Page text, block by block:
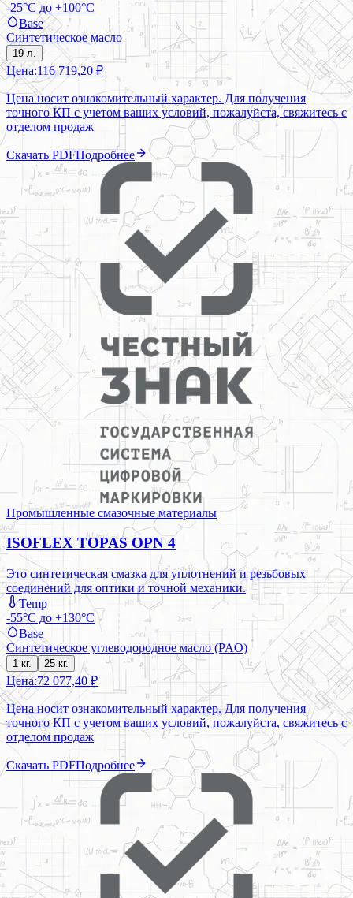
-25°C до +100°C
Base
Синтетическое масло
19 л.
Цена:116 719,20 ₽
Цена носит ознакомительный характер. Для получения
точного КП с учетом ваших условий, пожалуйста, свяжитесь с
отделом продаж
Скачать PDFПодробнее
Промышленные смазочные материалы
ISOFLEX TOPAS OPN 4
Это синтетическая смазка для уплотнений и резьбовых
соединений для оптики и точной механики.
Temp
-55°C до +130°C
Base
Синтетическое углеводородное масло (PAO)
1 кг. 25 кг.
Цена:72 077,40 ₽
Цена носит ознакомительный характер. Для получения
точного КП с учетом ваших условий, пожалуйста, свяжитесь с
отделом продаж
Скачать PDFПодробнее